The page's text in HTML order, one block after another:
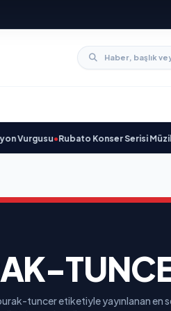
•Rubato Konser Serisi
tuncer etiketiyle yayınlanan en